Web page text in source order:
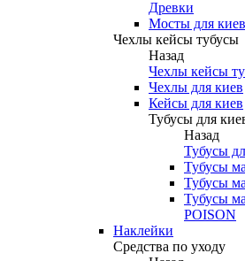
Древки
Мосты для киев
Чехлы кейсы тубусы
Назад
Чехлы кейсы
Чехлы для киев
Кейсы для киев
Тубусы для
Назад
Тубусы
Тубусы
Тубусы
Тубусы
POISON
Наклейки
Средства по уходу